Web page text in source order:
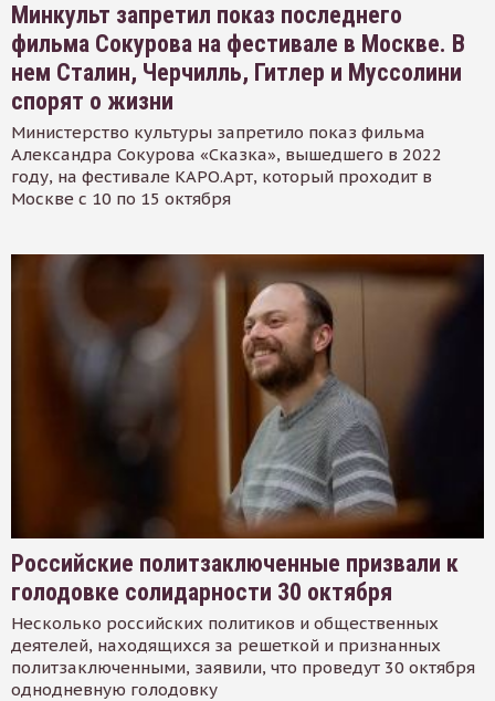
Минкульт запретил показ последнего
фильма Сокурова на фестивале в Москве. В
нем Сталин, Черчилль, Гитлер и Муссолини
спорят о жизни
Министерство культуры запретило показ фильма
Александра Сокурова «Сказка», вышедшего в 2022
году, на фестивале КАРО.Арт, который проходит в
Москве с 10 по 15 октября
Российские политзаключенные призвали к
голодовке солидарности 30 октября
Несколько российских политиков и общественных
деятелей, находящихся за решеткой и признанных
политзаключенными, заявили, что проведут 30 октября
однодневную голодовку